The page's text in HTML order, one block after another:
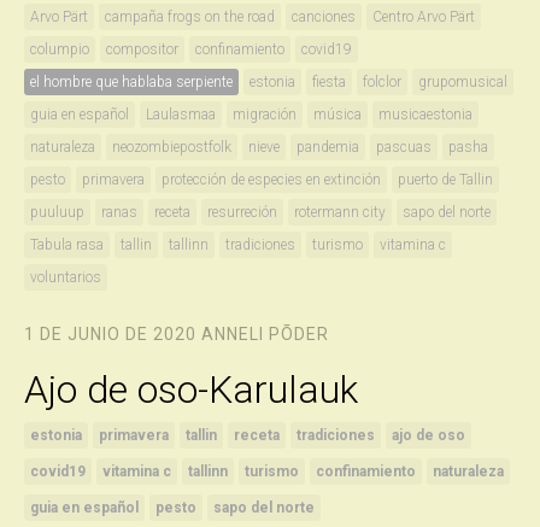
Arvo Pärt
campaña frogs on the road canciones
Centro Arvo Pärt
columpio
compositor confinamiento
covid19
el hombre que hablaba serpiente
estonia fiesta folclor
grupomusical
guia en español
Laulasmaa migración música
musicaestonia
naturaleza
neozombiepostfolk nieve pandemia pascuas
pasha
pesto
primavera protección de especies en extinción
puerto de Tallin
puuluup
ranas receta resurreción rotermann city
sapo del norte
Tabula rasa
tallin tallinn tradiciones turismo
vitamina c
voluntarios
1 DE JUNIO DE 2020 ANNELI PÕDER
Ajo de oso-Karulauk
estonia primavera tallin receta tradiciones ajo de oso
covid19 vitamina c tallinn turismo confinamiento naturaleza
guia en español pesto sapo del norte